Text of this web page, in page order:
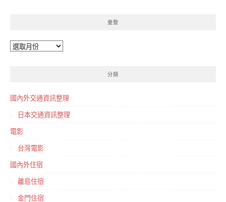
彙整
彙
分類
國內外交通資訊整理
日本交通資訊整理
電影
台灣電影
國內外住宿
離島住宿
金門住宿